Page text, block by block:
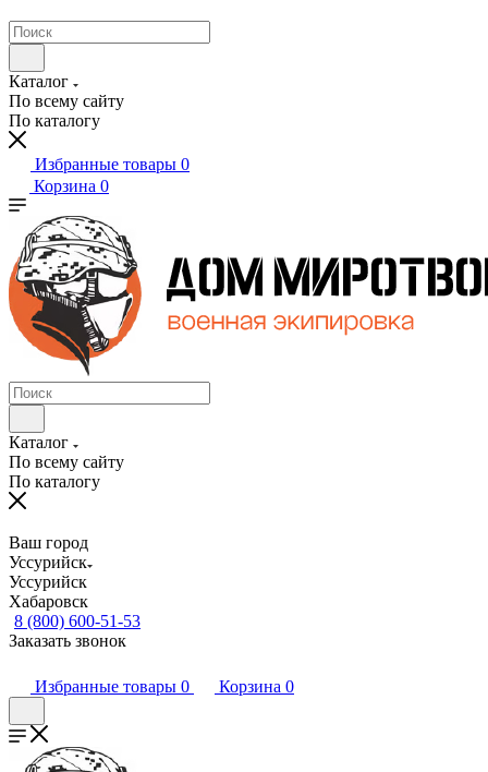
Каталог
По всему сайту
По каталогу
Избранные товары 0
Корзина 0
Каталог
По всему сайту
По каталогу
Ваш город
Уссурийск
Уссурийск
Хабаровск
8 (800) 600-51-53
Заказать звонок
Избранные товары 0 Корзина 0